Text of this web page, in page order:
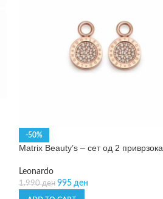
-50%
Matrix Beauty’s – сет од 2 приврзока
Leonardo
1.990ден 995 ден